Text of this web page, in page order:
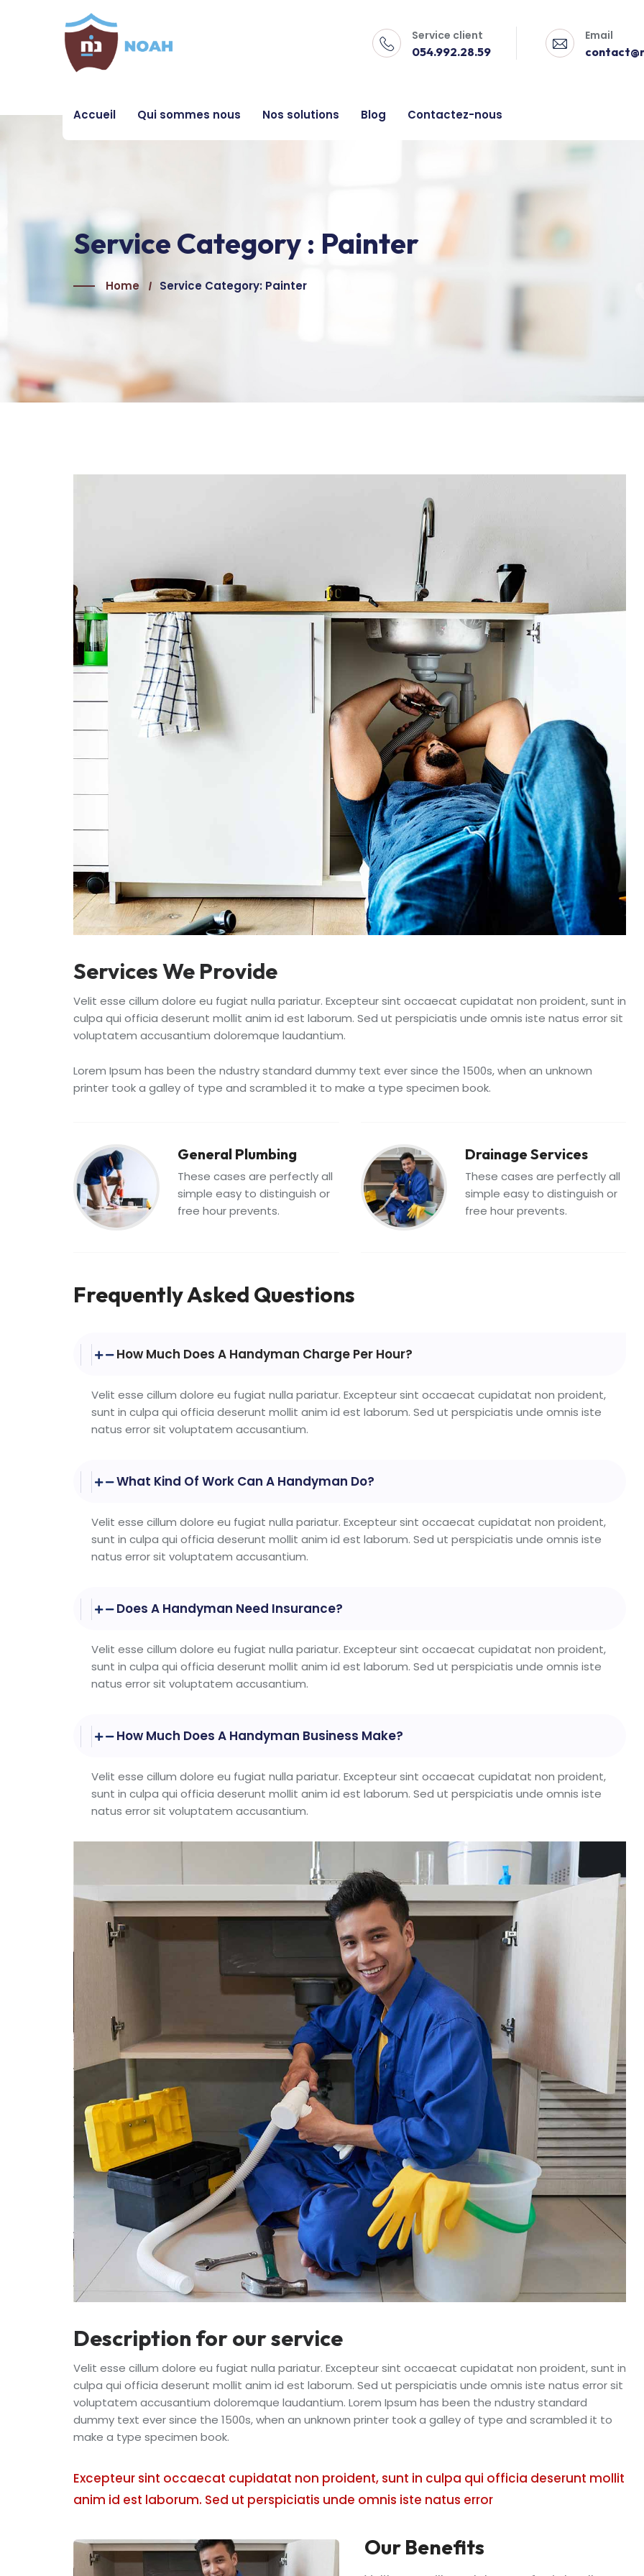
Service client
054.992.28.59
Email
Accueil Qui sommes nous Nos solutions Blog Contactez-nous
Service Category : Painter
Home Service Category: Painter
Services We Provide
Velit esse cillum dolore eu fugiat nulla pariatur. Excepteur sint occaecat cupidatat non proident, sunt in
culpa qui officia deserunt mollit anim id est laborum. Sed ut perspiciatis unde omnis iste natus error sit
voluptatem accusantium doloremque laudantium.
Lorem Ipsum has been the ndustry standard dummy text ever since the 1500s, when an unknown
printer took a galley of type and scrambled it to make a type specimen book.
General Plumbing
These cases are perfectly all
simple easy to distinguish or
free hour prevents.
Drainage Services
These cases are perfectly all
simple easy to distinguish or
free hour prevents.
Frequently Asked Questions
How Much Does A Handyman Charge Per Hour?
Velit esse cillum dolore eu fugiat nulla pariatur. Excepteur sint occaecat cupidatat non proident,
sunt in culpa qui officia deserunt mollit anim id est laborum. Sed ut perspiciatis unde omnis iste
natus error sit voluptatem accusantium.
What Kind Of Work Can A Handyman Do?
Velit esse cillum dolore eu fugiat nulla pariatur. Excepteur sint occaecat cupidatat non proident,
sunt in culpa qui officia deserunt mollit anim id est laborum. Sed ut perspiciatis unde omnis iste
natus error sit voluptatem accusantium.
Does A Handyman Need Insurance?
Velit esse cillum dolore eu fugiat nulla pariatur. Excepteur sint occaecat cupidatat non proident,
sunt in culpa qui officia deserunt mollit anim id est laborum. Sed ut perspiciatis unde omnis iste
natus error sit voluptatem accusantium.
How Much Does A Handyman Business Make?
Velit esse cillum dolore eu fugiat nulla pariatur. Excepteur sint occaecat cupidatat non proident,
sunt in culpa qui officia deserunt mollit anim id est laborum. Sed ut perspiciatis unde omnis iste
natus error sit voluptatem accusantium.
Description for our service
Velit esse cillum dolore eu fugiat nulla pariatur. Excepteur sint occaecat cupidatat non proident, sunt in
culpa qui officia deserunt mollit anim id est laborum. Sed ut perspiciatis unde omnis iste natus error sit
voluptatem accusantium doloremque laudantium. Lorem Ipsum has been the ndustry standard
dummy text ever since the 1500s, when an unknown printer took a galley of type and scrambled it to
make a type specimen book.
Excepteur sint occaecat cupidatat non proident, sunt in culpa qui officia deserunt mollit
anim id est laborum. Sed ut perspiciatis unde omnis iste natus error
Our Benefits